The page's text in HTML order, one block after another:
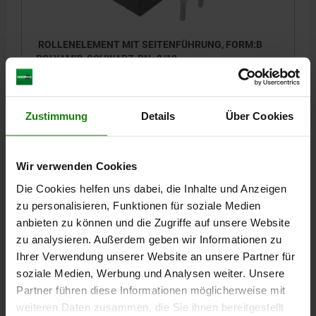
Zustimmung Details Über Cookies
Wir verwenden Cookies
Die Cookies helfen uns dabei, die Inhalte und Anzeigen
zu personalisieren, Funktionen für soziale Medien
anbieten zu können und die Zugriffe auf unsere Website
zu analysieren. Außerdem geben wir Informationen zu
Ihrer Verwendung unserer Website an unsere Partner für
soziale Medien, Werbung und Analysen weiter. Unsere
Partner führen diese Informationen möglicherweise mit
weiteren Daten zusammen, die Sie ihnen bereitgestellt
ROLLENELEMENT MIT SEITENFÜHRUNG, FORM:B
POLYAMID, SCHWARZ, BN=8/10
FÜR NUT=8/10
Bestellnummer: 10450-2100
zzgl. MwSt.
DETAILS
CAD